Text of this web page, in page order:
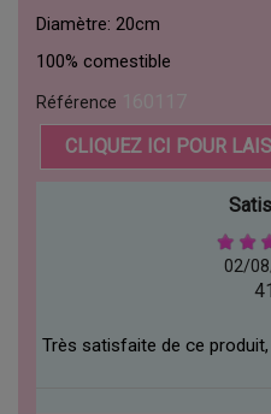
Diamètre: 20cm
100% comestible
Référence
CLIQUEZ ICI POUR
02/
Très satisfaite de ce